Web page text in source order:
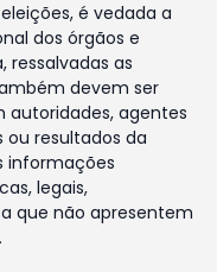
é vedada a
dos órgãos e
ressalvadas as
devem ser
agentes
ou resultados da
informações
legais,
que não apresentem